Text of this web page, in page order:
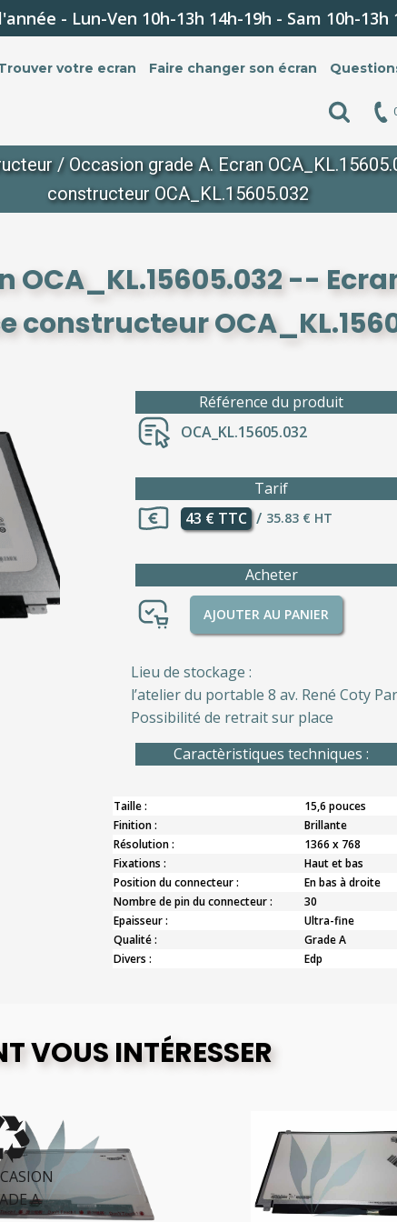
- Lun-Ven 10h-13h 14h-19h - Sam 10h-13h
votre ecran Faire changer son écran
/ Occasion grade A. Ecran
constructeur OCA_KL.15605.032
OCA_KL.15605.032 --
constructeur
Référence du produit
OCA_KL.15605.032
Tarif
43 € TTC / 35.83 € HT
Acheter
AJOUTER AU PANIER
Lieu de stockage :
l’atelier du portable 8 av. René Coty
Possibilité de retrait sur place
Caractèristiques techniques :
Taille :
15,6 pouces
Finition :
Brillante
Résolution :
1366 x 768
Fixations :
Haut et bas
Position du connecteur :
En bas à droite
Nombre de pin du connecteur :
30
Epaisseur :
Ultra-fine
Qualité :
Grade A
Divers :
Edp
VOUS INTÉRESSER
A